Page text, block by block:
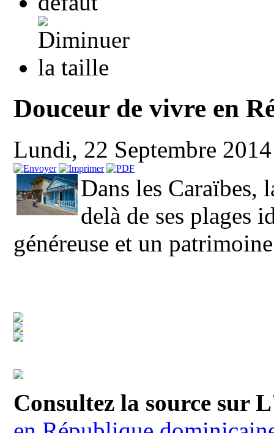
Douceur de vivre en
Lundi, 22 Septembre
Dans les Caraïbes,
delà de ses plages
généreuse et un
Consultez la source sur